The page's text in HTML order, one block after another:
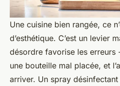
Une cuisine bien rangée, ce
d’esthétique. C’est un levier
désordre favorise les erreurs
une bouteille mal placée, et
arriver. Un spray